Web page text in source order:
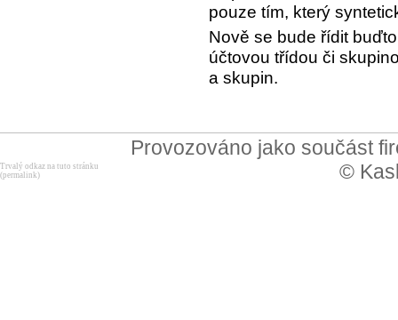
pouze tím, který
Nově se bude řídit
účtovou třídou či
a skupin.
Provozováno jako součást
©
Trvalý odkaz na tuto stránku
(permalink)